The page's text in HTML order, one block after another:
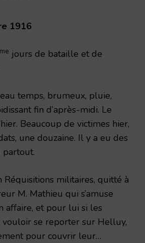
1916
jours de bataille et de
temps, brumeux, pluie,
fin d’après-midi. Le
Beaucoup de victimes hier,
une douzaine. Il y a eu des
partout.
militaires, quitté à
M. Mathieu qui s’amuse
affaire, et pour lui si les
se reporter sur Helluy,
pour couvrir leur…